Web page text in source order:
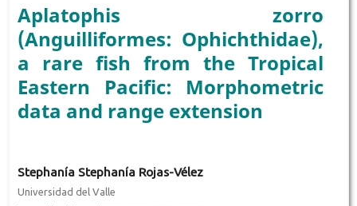
Aplatophis zorro
(Anguilliformes: Ophichthidae),
a rare fish from the Tropical
Eastern Pacific: Morphometric
data and range extension
Stephanía Stephanía Rojas-Vélez
Universidad del Valle